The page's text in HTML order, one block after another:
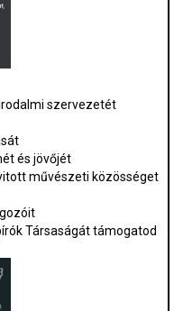
szervezetét
és jövőjét
művészeti közösséget
Társaságát támogatod